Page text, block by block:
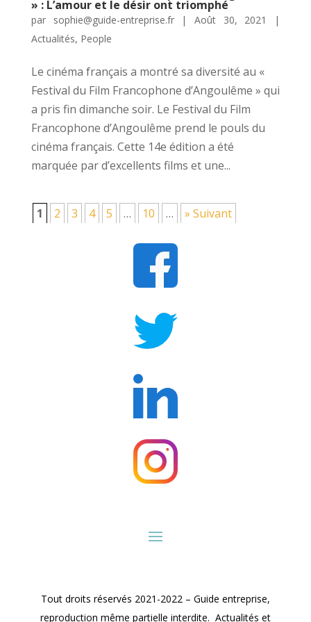
» : L’amour et le désir ont triomphé
par sophie@guide-entreprise.fr| Août 30, 2021
|
Actualités, People
Le cinéma français a montré sa diversité au «
Festival du Film Francophone d’Angoulême » qui
a pris fin dimanche soir. Le Festival du Film
Francophone d’Angoulême prend le pouls du
cinéma français. Cette 14e édition a été
marquée par d’excellents films et une...
1 2 3 4 5 … 10 … » Suivant
Tout droits réservés 2021-2022 – Guide entreprise,
reproduction même partielle interdite. Actualités et